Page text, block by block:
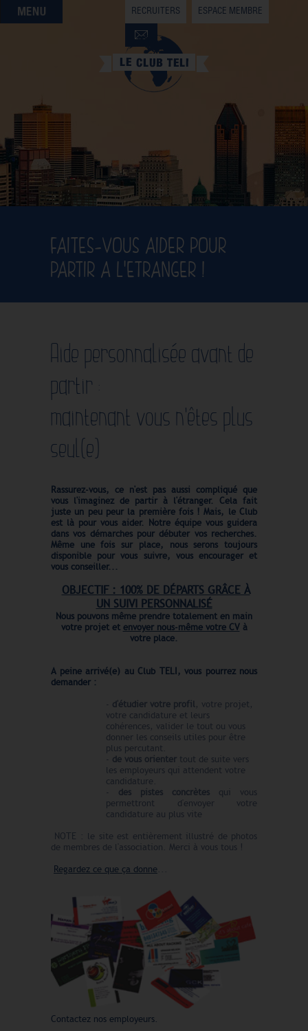
QUI SOMMES-NOUS
QUE CHERCHEZ-VOUS ?
NOS OFFRES PARTENAIRES
DEVENIR MEMBRE
RECRUITERS ESPACE MEMBRE
FAITES-VOUS AIDER POUR
PARTIR A L'ETRANGER !
Aide personnalisée avant de
partir :
maintenant vous n'êtes plus
seul(e)
Rassurez-vous, ce n'est pas aussi compliqué que
vous l'imaginez de partir à l'étranger. Cela fait
juste un peu peur la première fois ! Mais, le Club
est là pour vous aider. Notre équipe vous guidera
dans vos démarches pour débuter vos recherches.
Même une fois sur place, nous serons toujours
disponible pour vous suivre, vous encourager et
vous conseiller...
OBJECTIF : 100% DE DÉPARTS GRÂCE À
UN SUIVI PERSONNALISÉ
Nous pouvons même prendre totalement en main
votre projet et envoyer nous-même votre CVà
votre place.
A peine arrivé(e) au Club TELI, vous pourrez nous
demander :
- d'étudier votre profil , votre projet,
votre candidature et leurs
cohérences, valider le tout ou vous
donner les conseils utiles pour être
plus percutant.
- de vous orienter tout de suite vers
les employeurs qui attendent votre
candidature.
- des pistes concrètes qui vous
permettront d'envoyer votre
candidature au plus vite
NOTE : le site est entièrement illustré de photos
de membres de l'association. Merci à vous tous !
Regardez ce que ça donne...
Contactez nos employeurs.